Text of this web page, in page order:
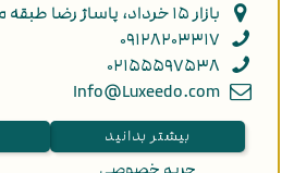
بازار ۱۵ خرداد، پاساژ رضا طبقه منفی ۲ پلاک ۹۲
۰۹۱۲۸۲۰۳۳۱۷
۰۲۱۵۵۵۹۷۵۳۸
Info@Luxeedo.com
بیشتر بدانید